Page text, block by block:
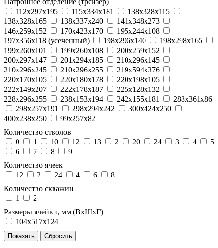
112x297x195
115x334x181
138x328x115
138x328x165
138x337x240
141x348x273
146x259x152
170x423x170
195x244x108
197x356x118 (усеченный)
198x296x140
198x298x165
199x260x101
199x260x108
200x259x152
200x297x147
201x294x185
210x296x145
210x296x245
210x296x255
219x594x376
220x170x105
220x180x178
220x198x105
222x149x207
222x178x187
225x128x132
228x296x255
238x153x194 242x155x181
288x361x86
298x257x191
298x294x242
300x424x250
400x238x250
99x257x82
Количество стволов
0
1 10 12 13 2 20 24 3 4
5
6
7 8
9
Количество ячеек
12
2 24 4 6
8
Количество скважин
1
2
Размеры ячейки, мм (ВхШхГ)
104х517х124